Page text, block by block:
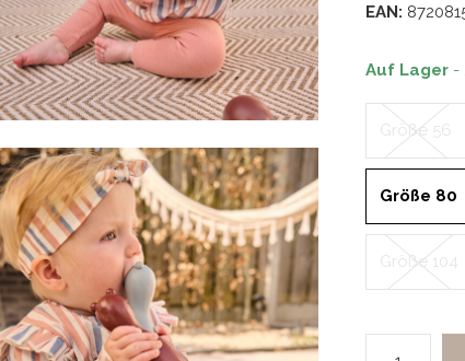
EAN:
Auf Lager -
Größe 56
Größe 80
Größe 104